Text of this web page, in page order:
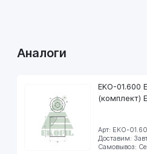
Аналоги
EKO-01.600
(комплект)
Арт: EKO-
Доставим:
Самовывоз: